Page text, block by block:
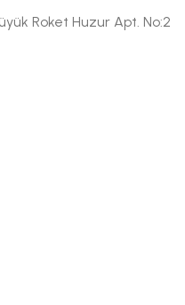
Roket Huzur Apt. No:2